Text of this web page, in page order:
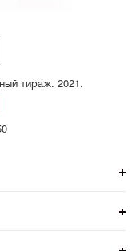
тираж. 2021.
мы
Для товаров
не
выбрать и